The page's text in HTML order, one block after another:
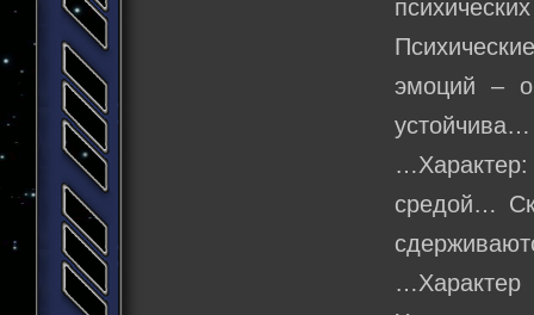
эмоций –
устойчива…
…Характер:
средой…